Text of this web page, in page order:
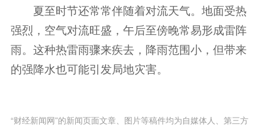
夏至时节还常常伴随着对流天气。地面受热
强烈，空气对流旺盛，午后至傍晚常易形成雷阵
雨。这种热雷雨骤来疾去，降雨范围小，但带来
的强降水也可能引发局地灾害。
“财经新闻网”的新闻页面文章、图片等稿件均为自媒体人、第三方